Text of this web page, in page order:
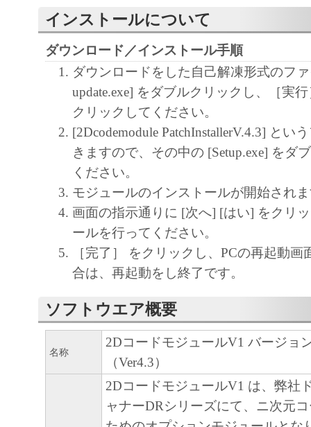
こと、その他本ソフトウエアに関して
たしません。
キヤノン電子、キヤノンマーケティン
社およびキヤノンのライセンサーは、
使用に付随または関連して生ずる直接
損失、損害等について、いかなる場合
責任を負いません。
ユーザーは、日本国政府または該当国
許可等を得ることなしに、本ソフトウ
一部を、直接または間接に輸出しては
インストールについて
ダウンロード／インストール手順
ダウンロードをした自己解凍形式のフ
update.exe] をダブルクリックし、［実
クリックしてください。
[2Dcodemodule PatchInstallerV.4.3] とい
きますので、その中の [Setup.exe] をダ
ください。
モジュールのインストールが開始され
画面の指示通りに [次へ] [はい] をクリ
ールを行ってください。
［完了］ をクリックし、PCの再起動画
合は、再起動をし終了です。
ソフトウエア概要
名称
2DコードモジュールV1 バージョ
（Ver4.3）
2DコードモジュールV1 は、弊社
ャナーDRシリーズにて、ニ次元